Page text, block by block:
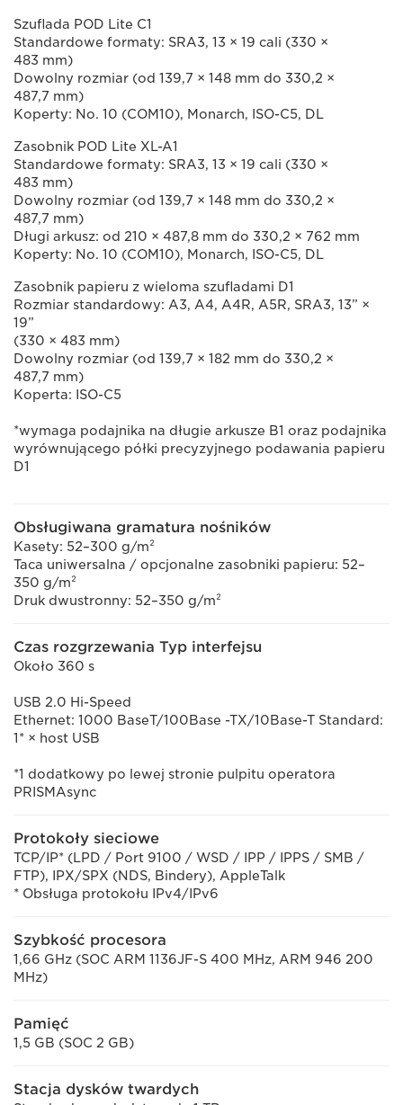
Szuflada POD Lite C1
Standardowe formaty: SRA3, 13 × 19 cali (330 ×
483 mm)
Dowolny rozmiar (od 139,7 × 148 mm do 330,2 ×
487,7 mm)
Koperty: No. 10 (COM10), Monarch, ISO-C5, DL
Zasobnik POD Lite XL-A1
Standardowe formaty: SRA3, 13 × 19 cali (330 ×
483 mm)
Dowolny rozmiar (od 139,7 × 148 mm do 330,2 ×
487,7 mm)
Długi arkusz: od 210 × 487,8 mm do 330,2 × 762 mm
Koperty: No. 10 (COM10), Monarch, ISO-C5, DL
Zasobnik papieru z wieloma szufladami D1
Rozmiar standardowy: A3, A4, A4R, A5R, SRA3, 13” ×
19”
(330 × 483 mm)
Dowolny rozmiar (od 139,7 × 182 mm do 330,2 ×
487,7 mm)
Koperta: ISO-C5
*wymaga podajnika na długie arkusze B1 oraz podajnika
wyrównującego półki precyzyjnego podawania papieru
D1
Obsługiwana gramatura nośników
Kasety: 52–300 g/m²
Taca uniwersalna / opcjonalne zasobniki papieru: 52–
350 g/m²
Druk dwustronny: 52–350 g/m²
Czas rozgrzewania Typ interfejsu
Około 360 s
USB 2.0 Hi-Speed
Ethernet: 1000 BaseT/100Base -TX/10Base-T Standard:
1* × host USB
*1 dodatkowy po lewej stronie pulpitu operatora
PRISMAsync
Protokoły sieciowe
TCP/IP* (LPD / Port 9100 / WSD / IPP / IPPS / SMB /
FTP), IPX/SPX (NDS, Bindery), AppleTalk
* Obsługa protokołu IPv4/IPv6
Szybkość procesora
1,66 GHz (SOC ARM 1136JF-S 400 MHz, ARM 946 200
MHz)
Pamięć
1,5 GB (SOC 2 GB)
Stacja dysków twardych